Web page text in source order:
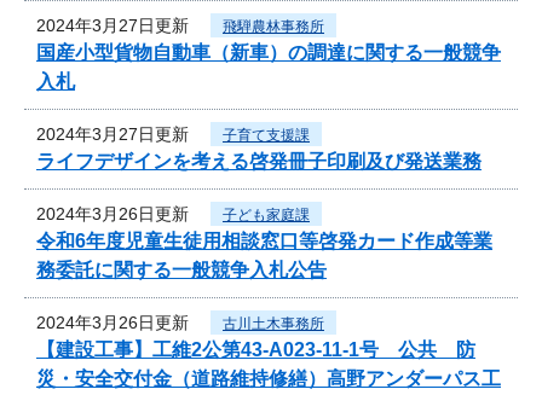
2024年3月27日更新 飛騨農林事務所
国産小型貨物自動車（新車）の調達に関する一般競争
入札
2024年3月27日更新 子育て支援課
ライフデザインを考える啓発冊子印刷及び発送業務
2024年3月26日更新 子ども家庭課
令和6年度児童生徒用相談窓口等啓発カード作成等業
務委託に関する一般競争入札公告
2024年3月26日更新 古川土木事務所
【建設工事】工維2公第43-A023-11-1号 公共 防
災・安全交付金（道路維持修繕）高野アンダーパス工